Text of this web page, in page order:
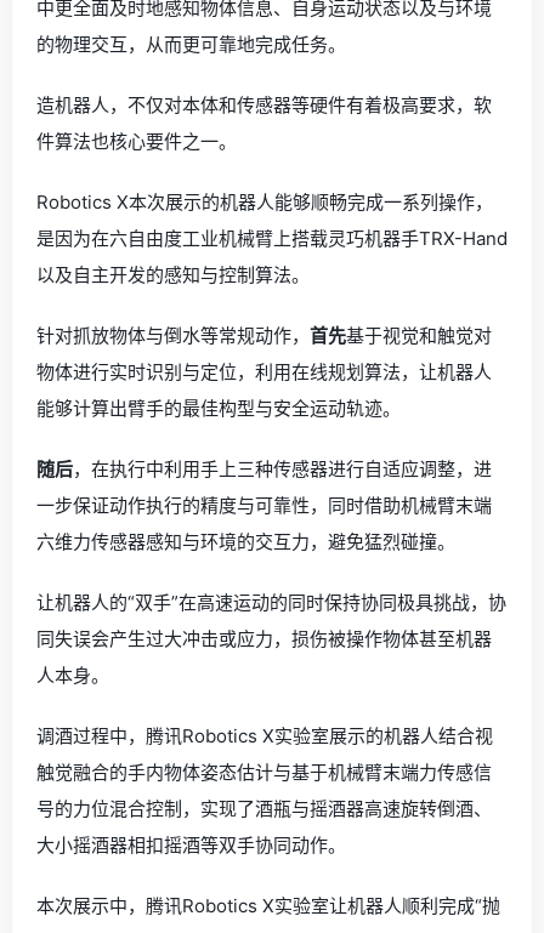
中更全面及时地感知物体信息、自身运动状态以及与环境
的物理交互，从而更可靠地完成任务。
造机器人，不仅对本体和传感器等硬件有着极高要求，软
件算法也核心要件之一。
Robotics X本次展示的机器人能够顺畅完成一系列操作，
是因为在六自由度工业机械臂上搭载灵巧机器手TRX-Hand
以及自主开发的感知与控制算法。
针对抓放物体与倒水等常规动作， 首先基于视觉和触觉对
物体进行实时识别与定位，利用在线规划算法，让机器人
能够计算出臂手的最佳构型与安全运动轨迹。
随后，在执行中利用手上三种传感器进行自适应调整，进
一步保证动作执行的精度与可靠性，同时借助机械臂末端
六维力传感器感知与环境的交互力，避免猛烈碰撞。
让机器人的“双手”在高速运动的同时保持协同极具挑战，协
同失误会产生过大冲击或应力，损伤被操作物体甚至机器
人本身。
调酒过程中，腾讯Robotics X实验室展示的机器人结合视
触觉融合的手内物体姿态估计与基于机械臂末端力传感信
号的力位混合控制，实现了酒瓶与摇酒器高速旋转倒酒、
大小摇酒器相扣摇酒等双手协同动作。
本次展示中，腾讯Robotics X实验室让机器人顺利完成“抛